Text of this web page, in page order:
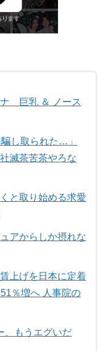
ナ 巨乳 ＆ ノース
し取られた…」
滅茶苦茶やろな
と取り始める求愛
アからしか摂れな
上げを日本に定着
％増へ 人事院の
、もうエグいだ